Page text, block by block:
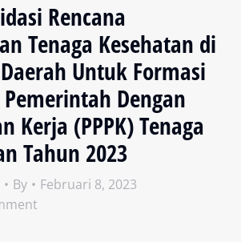
Rencana
Tenaga Kesehatan di
Untuk Formasi
Dengan
Kerja (PPPK) Tenaga
Tahun 2023
By
Februari 8, 2023